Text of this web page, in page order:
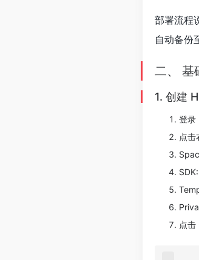
部署流程
自动备份
二、 基
1. 创建
登录
点击
点